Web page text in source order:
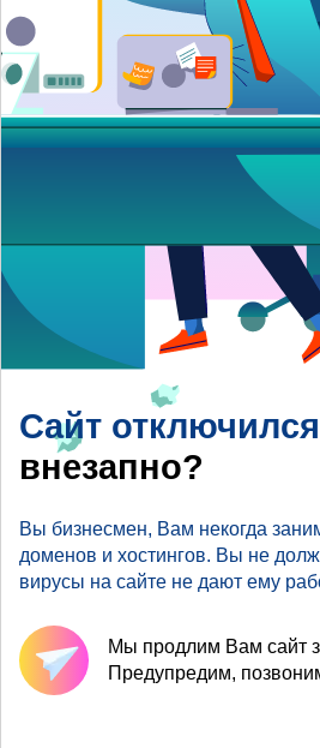
Сайт отключился
внезапно?
Вы бизнесмен, Вам некогда
доменов и хостингов. Вы не
вирусы на сайте не дают ему
Мы продлим Вам сайт
Предупредим,